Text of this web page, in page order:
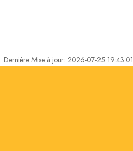
Dernière Mise à jour: 2026-07-25 19:43:01